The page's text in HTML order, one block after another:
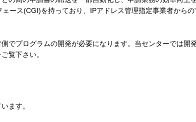
ース(CGI)を持っており、IPアドレス管理指定事業者から
でプログラムの開発が必要になります。当センターでは開
覧下さい。
ます。